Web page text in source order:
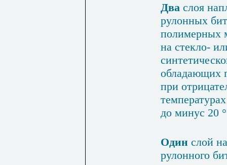
Два слоя
рулонных
полимерных
на стекло-
обладающих
при
до минус 20
Один слой
рулон­ного